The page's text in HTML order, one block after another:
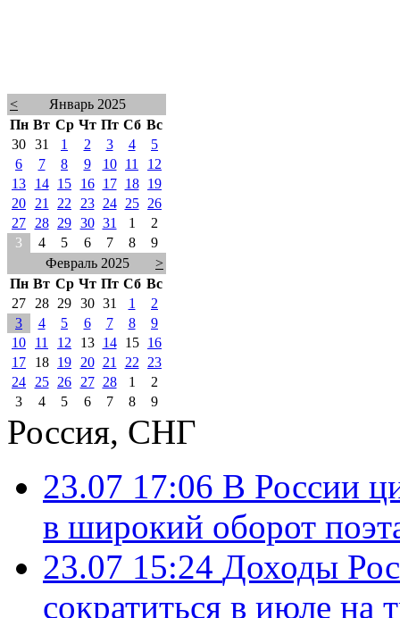
<
Январь 2025
Пн Вт Ср Чт Пт Сб Вс
30 31 1 2 3 4
5
6
7 8 9 10 11
12
13
14 15 16 17 18
19
20
21 22 23 24 25
26
27
28 29 30 31 1
2
3
4 5 6 7 8
9
Февраль 2025
>
Пн Вт Ср Чт Пт Сб Вс
27
28 29 30 31 1
2
3
4 5 6 7 8
9
10
11 12 13 14 15
16
17
18 19 20 21 22
23
24
25 26 27 28 1
2
3
4 5 6 7 8 9
Россия, СНГ
23.07 17:06 В России
в широкий оборот
23.07 15:24 Доходы
сократиться в июле на